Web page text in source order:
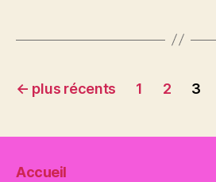
Pagination
publications
← plus récents 1 2 3
Accueil